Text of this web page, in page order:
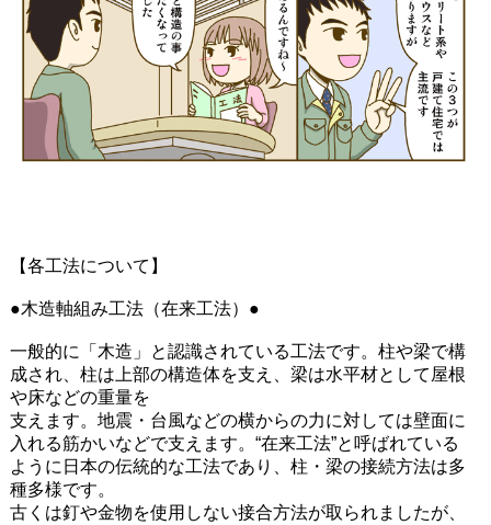
【各工法について】
●木造軸組み工法（在来工法）●
一般的に「木造」と認識されている工法です。柱や梁で構
成され、柱は上部の構造体を支え、梁は水平材として屋根
や床などの重量を
支えます。地震・台風などの横からの力に対しては壁面に
入れる筋かいなどで支えます。“在来工法”と呼ばれている
ように日本の伝統的な工法であり、柱・梁の接続方法は多
種多様です。
古くは釘や金物を使用しない接合方法が取られましたが、